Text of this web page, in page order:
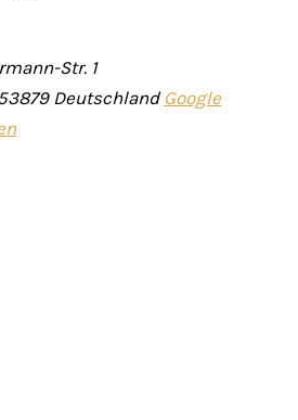
Str. 1
Deutschland Google